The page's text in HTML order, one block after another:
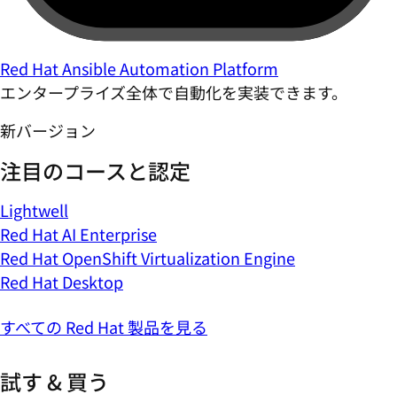
エンタープライズ全体で自動化を実装できます。
注目のコースと認定
Red Hat AI Enterprise
Red Hat OpenShift Virtualization Engine
Red Hat Desktop
試す & 買う